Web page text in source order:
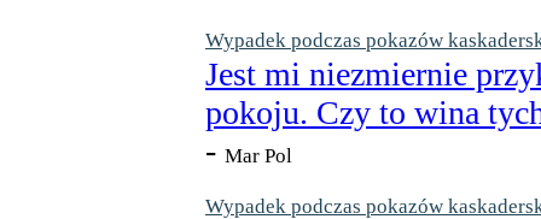
Wypadek podczas pokazów
Jest mi niezmiernie
pokoju. Czy to wina
- Mar Pol
Wypadek podczas pokazów